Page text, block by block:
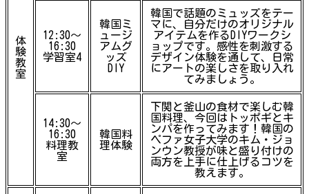
体
験
教
室
12:30～
16:30
学習室4
韓国ミ
ュージ
アムグ
ッズ
DIY
韓国で話題のミュッズをテー
マに、自分だけのオリジナル
アイテムを作るDIYワークシ
ョップです。感性を刺激する
デザイン体験を通して、日常
にアートの楽しさを取り入れ
てみましょう。
14:30～
16:30
料理教
室
韓国料
理体験
下関と釜山の食材で楽しむ韓
国料理、今回はトッポギとキ
ンパを作ってみます！韓国の
ペファ女子大学のキム・ジョ
ンウン教授が味と盛り付けの
両方を上手に仕上げるコツを
教えます。